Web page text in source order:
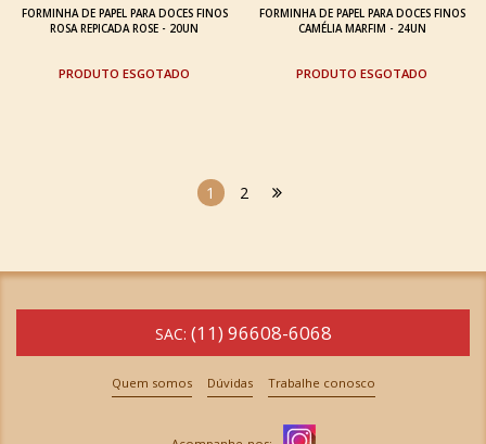
FORMINHA DE PAPEL PARA DOCES FINOS
ROSA REPICADA ROSE - 20UN
ESGOTADO
FORMINHA DE PAPEL PARA DOCES FINOS
CAMÉLIA MARFIM - 24UN
ESGOTADO
1 2
SAC: (11) 96608-6068
Quem somos Dúvidas Trabalhe conosco